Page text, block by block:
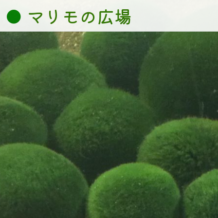
to
content
マリモの広場